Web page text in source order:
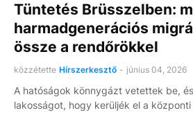
Tüntetés Brüsszelben:
harmadgenerációs
össze a rendőrökkel
közzétette Hírszerkesztő - június 04, 2026
A hatóságok könnygázt vetettek be,
lakosságot, hogy kerüljék el a